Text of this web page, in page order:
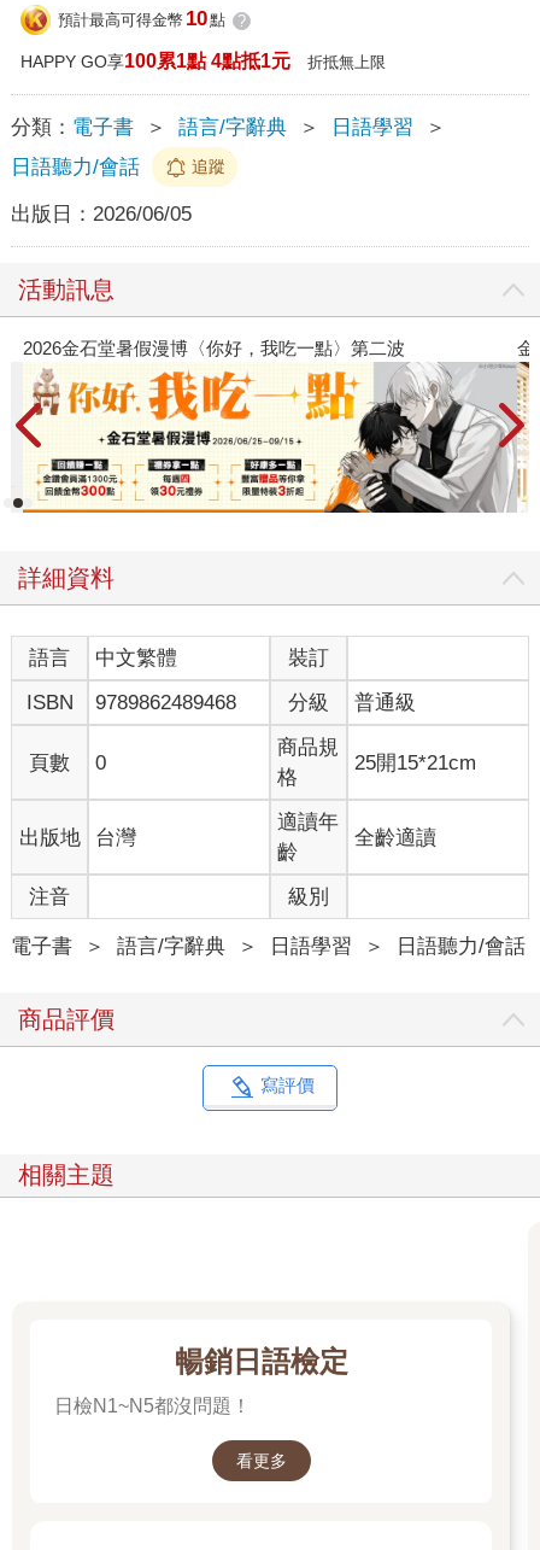
預計最高可得金幣 10點 ?
HAPPY GO享100累1點 4點抵1元 折抵無上限
分類： 電子書 ＞ 語言/字辭典 ＞ 日語學習
＞
日語聽力/會話
追蹤
出版日： 2026/06/05
活動訊息
金石堂暑假漫博〈你好，我吃一點〉第二波 金石
詳細資料
語言 中文繁體
裝訂
ISBN
9789862489468 分級 普通級
頁數 0
商品規
格
25開15*21cm
出版地 台灣
適讀年
齡
全齡適讀
注音 級別
電子書 ＞ 語言/字辭典 ＞ 日語學習 ＞ 日語聽力/會話
商品評價
寫評價
相關主題
暢銷日語檢定
日檢N1~N5都沒問題！
看更多